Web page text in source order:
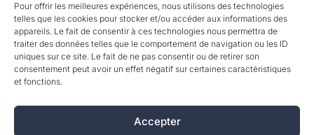
Pour offrir les meilleures expériences, nous utilisons des technologies
telles que les cookies pour stocker et/ou accéder aux informations des
appareils. Le fait de consentir à ces technologies nous permettra de
traiter des données telles que le comportement de navigation ou les ID
uniques sur ce site. Le fait de ne pas consentir ou de retirer son
consentement peut avoir un effet négatif sur certaines caractéristiques
et fonctions.
Accepter
Termes et conditions
Vie privée